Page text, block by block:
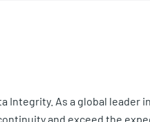
Integrity. As a global leader
and exceed the